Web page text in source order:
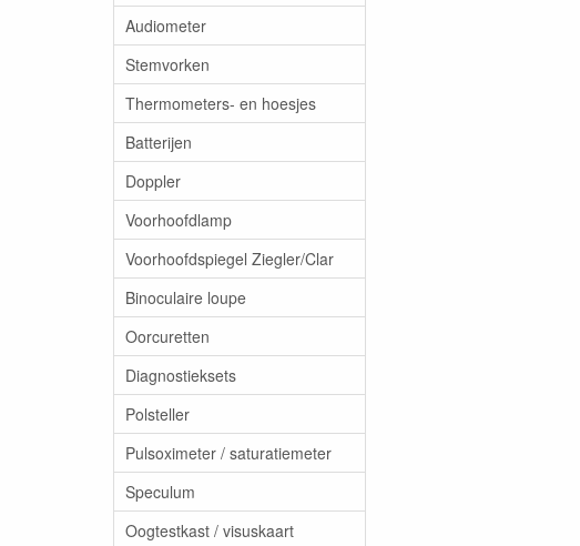
Audiometer
Stemvorken
Thermometers- en hoesjes
Batterijen
Doppler
Voorhoofdlamp
Voorhoofdspiegel Ziegler/Clar
Binoculaire loupe
Oorcuretten
Diagnostieksets
Polsteller
Pulsoximeter / saturatiemeter
Speculum
Oogtestkast / visuskaart